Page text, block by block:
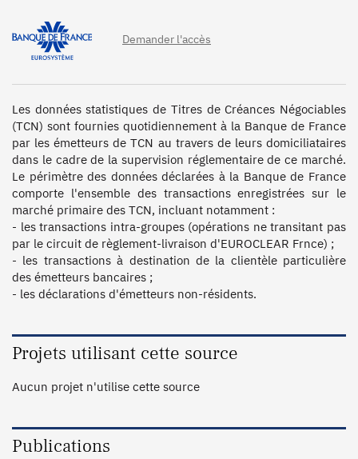
Demander l'accès
Les données statistiques de Titres de Créances Négociables
(TCN) sont fournies quotidiennement à la Banque de France
par les émetteurs de TCN au travers de leurs domiciliataires
dans le cadre de la supervision réglementaire de ce marché.
Le périmètre des données déclarées à la Banque de France
comporte l'ensemble des transactions enregistrées sur le
marché primaire des TCN, incluant notamment :
- les transactions intra-groupes (opérations ne transitant pas
par le circuit de règlement-livraison d'EUROCLEAR Frnce) ;
- les transactions à destination de la clientèle particulière
des émetteurs bancaires ;
- les déclarations d'émetteurs non-résidents.
Projets utilisant cette source
Aucun projet n'utilise cette source
Publications